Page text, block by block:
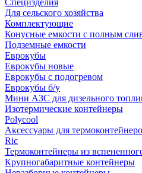
Специзделия
Для сельского хозяйства
Комплектующие
Конусные емкости с полным
Подземные емкости
Еврокубы
Еврокубы новые
Еврокубы с подогревом
Еврокубы б/у
Мини АЗС для дизельного
Изотермические контейнеры
Polycool
Аксессуары для
Ric
Термоконтейнеры из
Крупногабаритные контейнеры